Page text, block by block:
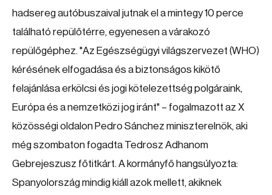
hadsereg autóbuszaival jutnak el a mintegy 10 perce
található repülőtérre, egyenesen a várakozó
repülőgéphez. "Az Egészségügyi világszervezet (WHO)
kérésének elfogadása és a biztonságos kikötő
felajánlása erkölcsi és jogi kötelezettség polgáraink,
Európa és a nemzetközi jog iránt" – fogalmazott az X
közösségi oldalon Pedro Sánchez miniszterelnök, aki
még szombaton fogadta Tedrosz Adhanom
Gebrejeszusz főtitkárt. A kormányfő hangsúlyozta:
Spanyolország mindig kiáll azok mellett, akiknek